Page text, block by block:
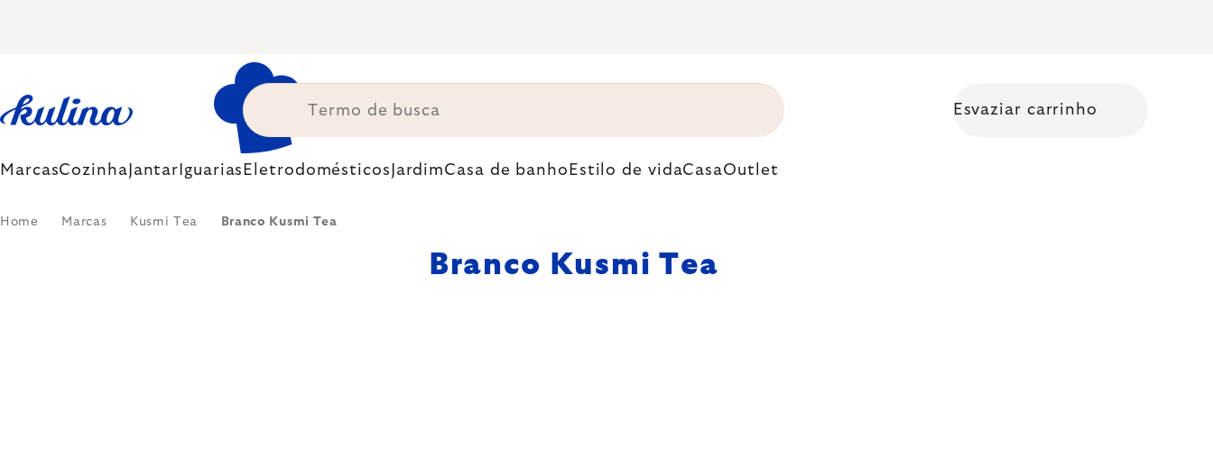
Esvaziar carrinho
MarcasCozinha Jantar Iguarias Eletrodomésticos JardimCasa de banho Estilo de vidaCasaOutlet
Home Marcas Kusmi Tea Branco Kusmi Tea
Branco Kusmi Tea